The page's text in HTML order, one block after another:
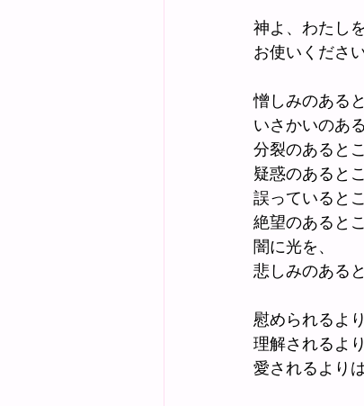
神よ、わたし
お使いください
憎しみのある
いさかいのあ
分裂のあると
疑惑のあると
誤っていると
絶望のあると
闇に光を、
悲しみのある
慰められるよ
理解されるよ
愛されるより